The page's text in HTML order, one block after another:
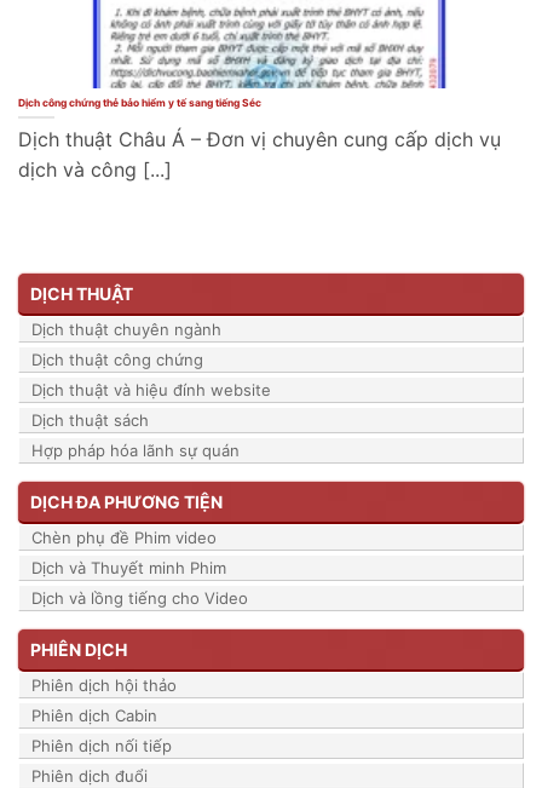
Dịch công chứng thẻ bảo hiểm y tế sang tiếng Séc
Dịch thuật Châu Á – Đơn vị chuyên cung cấp dịch vụ
dịch và công [...]
DỊCH THUẬT
Dịch thuật chuyên ngành
Dịch thuật công chứng
Dịch thuật và hiệu đính website
Dịch thuật sách
Hợp pháp hóa lãnh sự quán
DỊCH ĐA PHƯƠNG TIỆN
Chèn phụ đề Phim video
Dịch và Thuyết minh Phim
Dịch và lồng tiếng cho Video
PHIÊN DỊCH
Phiên dịch hội thảo
Phiên dịch Cabin
Phiên dịch nối tiếp
Phiên dịch đuổi